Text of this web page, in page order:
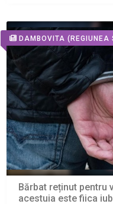
DAMBOVITA (REGIUNEA
Bărbat reținut pentru
acestuia este fiica